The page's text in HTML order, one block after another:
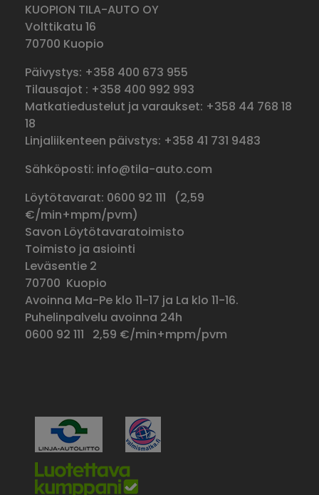
KUOPION TILA-AUTO OY
Volttikatu 16
70700 Kuopio
Päivystys: +358 400 673 955
Tilausajot : +358 400 992 993
Matkatiedustelut ja varaukset: +358 44 768 18
18
Linjaliikenteen päivstys: +358 41 731 9483
Sähköposti: info@tila-auto.com
Löytötavarat: 0600 92 111 (2,59
€/min+mpm/pvm)
Savon Löytötavaratoimisto
Toimisto ja asiointi
Leväsentie 2
70700 Kuopio
Avoinna Ma-Pe klo 11-17 ja La klo 11-16.
Puhelinpalvelu avoinna 24h
0600 92 111
2,59 €/min+mpm/pvm